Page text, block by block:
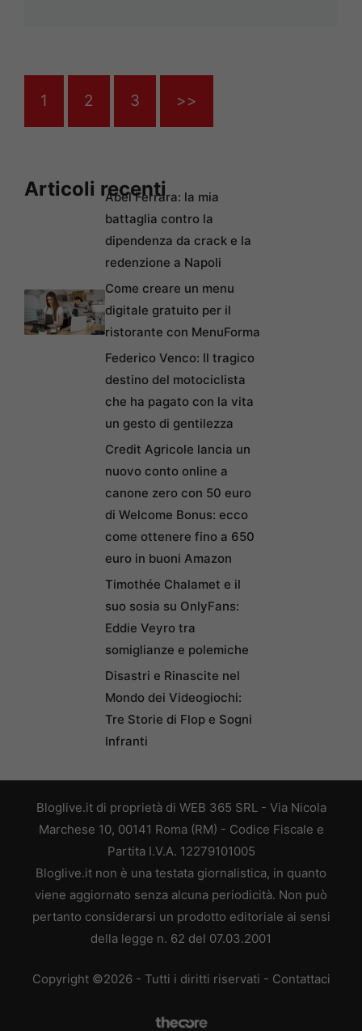
1 2 3 >>
Articoli recenti
Abel Ferrara: la mia
battaglia contro la
dipendenza da crack e la
redenzione a Napoli
Come creare un menu
digitale gratuito per il
ristorante con MenuForma
Federico Venco: Il tragico
destino del motociclista
che ha pagato con la vita
un gesto di gentilezza
Credit Agricole lancia un
nuovo conto online a
canone zero con 50 euro
di Welcome Bonus: ecco
come ottenere fino a 650
euro in buoni Amazon
Timothée Chalamet e il
suo sosia su OnlyFans:
Eddie Veyro tra
somiglianze e polemiche
Disastri e Rinascite nel
Mondo dei Videogiochi:
Tre Storie di Flop e Sogni
Infranti
Bloglive.it di proprietà di WEB 365 SRL - Via Nicola
Marchese 10, 00141 Roma (RM) - Codice Fiscale e
Partita I.V.A. 12279101005
Bloglive.it non è una testata giornalistica, in quanto
viene aggiornato senza alcuna periodicità. Non può
pertanto considerarsi un prodotto editoriale ai sensi
della legge n. 62 del 07.03.2001
Copyright ©2026 - Tutti i diritti riservati - Contattaci